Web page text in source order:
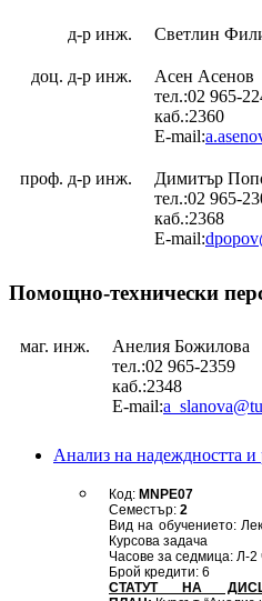
д-р инж. Светлин
доц. д-р инж.
Асен Асенов
тел.:02 965-
каб.:2360
E-mail:
проф. д-р инж.
Димитър
тел.:02 965-
каб.:2368
E-mail:
Помощно-технически
маг. инж.
Анелия Божилова
тел.:02 965-2359
каб.:2348
E-mail:
Анализ на надеждността
Код: MNPE07
Семестър: 2
Вид на обучението:
Курсова задача
Часове за седмица: Л-2
Брой кредити: 6
СТАТУТ НА